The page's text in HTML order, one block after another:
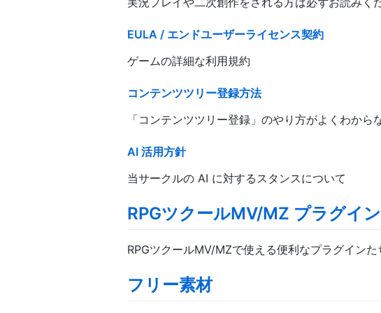
EULA / エンドユーザーライセンス契約
ゲームの詳細な利用規約
コンテンツツリー登録方法
「コンテンツツリー登録」のやり方がよくわから
AI 活用方針
当サークルの AI に対するスタンスについて
RPGツクールMV/MZ プラグイ
RPGツクールMV/MZで使える便利なプラグインた
フリー素材